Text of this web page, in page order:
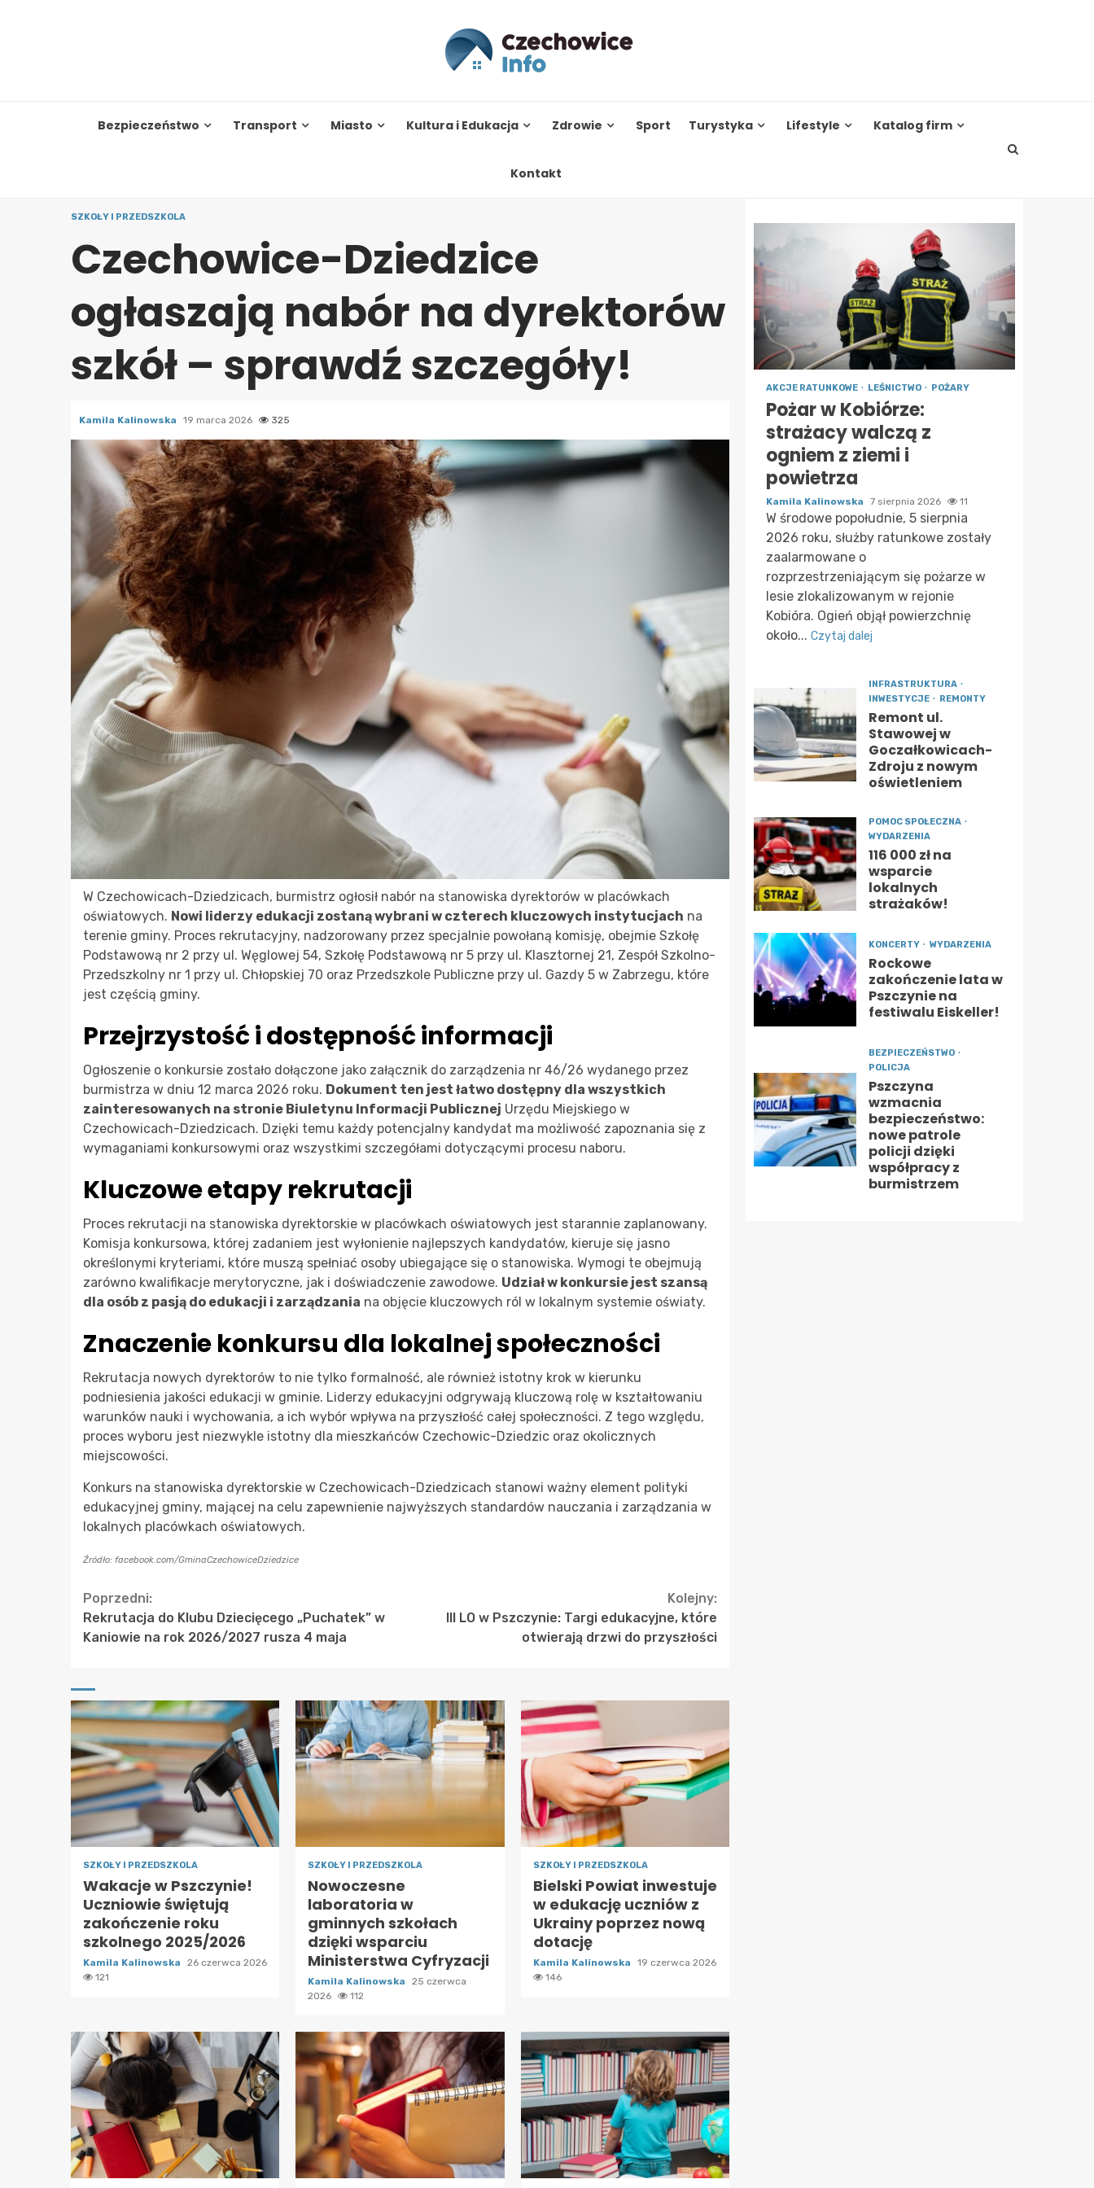
Bezpieczeństwo Transport Miasto Kultura i Edukacja Zdrowie Sport Turystyka Lifestyle Katalog firm
Kontakt
SZKOŁY I PRZEDSZKOLA
Czechowice-Dziedzice
ogłaszają nabór na dyrektorów
szkół – sprawdź szczegóły!
Kamila Kalinowska 19 marca 2026 325
W Czechowicach-Dziedzicach, burmistrz ogłosił nabór na stanowiska dyrektorów w placówkach
oświatowych. Nowi liderzy edukacji zostaną wybrani w czterech kluczowych instytucjach na
terenie gminy. Proces rekrutacyjny, nadzorowany przez specjalnie powołaną komisję, obejmie Szkołę
Podstawową nr 2 przy ul. Węglowej 54, Szkołę Podstawową nr 5 przy ul. Klasztornej 21, Zespół Szkolno-
Przedszkolny nr 1 przy ul. Chłopskiej 70 oraz Przedszkole Publiczne przy ul. Gazdy 5 w Zabrzegu, które
jest częścią gminy.
Przejrzystość i dostępność informacji
Ogłoszenie o konkursie zostało dołączone jako załącznik do zarządzenia nr 46/26 wydanego przez
burmistrza w dniu 12 marca 2026 roku. Dokument ten jest łatwo dostępny dla wszystkich
zainteresowanych na stronie Biuletynu Informacji Publicznej Urzędu Miejskiego w
Czechowicach-Dziedzicach. Dzięki temu każdy potencjalny kandydat ma możliwość zapoznania się z
wymaganiami konkursowymi oraz wszystkimi szczegółami dotyczącymi procesu naboru.
Kluczowe etapy rekrutacji
Proces rekrutacji na stanowiska dyrektorskie w placówkach oświatowych jest starannie zaplanowany.
Komisja konkursowa, której zadaniem jest wyłonienie najlepszych kandydatów, kieruje się jasno
określonymi kryteriami, które muszą spełniać osoby ubiegające się o stanowiska. Wymogi te obejmują
zarówno kwalifikacje merytoryczne, jak i doświadczenie zawodowe. Udział w konkursie jest szansą
dla osób z pasją do edukacji i zarządzania na objęcie kluczowych ról w lokalnym systemie oświaty.
Znaczenie konkursu dla lokalnej społeczności
Rekrutacja nowych dyrektorów to nie tylko formalność, ale również istotny krok w kierunku
podniesienia jakości edukacji w gminie. Liderzy edukacyjni odgrywają kluczową rolę w kształtowaniu
warunków nauki i wychowania, a ich wybór wpływa na przyszłość całej społeczności. Z tego względu,
proces wyboru jest niezwykle istotny dla mieszkańców Czechowic-Dziedzic oraz okolicznych
miejscowości.
Konkurs na stanowiska dyrektorskie w Czechowicach-Dziedzicach stanowi ważny element polityki
edukacyjnej gminy, mającej na celu zapewnienie najwyższych standardów nauczania i zarządzania w
lokalnych placówkach oświatowych.
Źródło: facebook.com/GminaCzechowiceDziedzice
Continue
Reading
Poprzedni:
Rekrutacja do Klubu Dziecięcego „Puchatek” w
Kaniowie na rok 2026/2027 rusza 4 maja
Kolejny:
III LO w Pszczynie: Targi edukacyjne, które
otwierają drzwi do przyszłości
SZKOŁY I PRZEDSZKOLA
Wakacje w Pszczynie!
Uczniowie świętują
zakończenie roku
szkolnego 2025/2026
Kamila Kalinowska
26 czerwca 2026
121
SZKOŁY I PRZEDSZKOLA
Nowoczesne
laboratoria w
gminnych szkołach
dzięki wsparciu
Ministerstwa Cyfryzacji
Kamila Kalinowska
25 czerwca
2026
112
SZKOŁY I PRZEDSZKOLA
Bielski Powiat inwestuje
w edukację uczniów z
Ukrainy poprzez nową
dotację
Kamila Kalinowska
19 czerwca 2026
146
AKCJE RATUNKOWE LEŚNICTWO POŻARY
Pożar w Kobiórze:
strażacy walczą z
ogniem z ziemi i
powietrza
Kamila Kalinowska 7 sierpnia 2026 11
W środowe popołudnie, 5 sierpnia
2026 roku, służby ratunkowe zostały
zaalarmowane o
rozprzestrzeniającym się pożarze w
lesie zlokalizowanym w rejonie
Kobióra. Ogień objął powierzchnię
około... Czytaj dalej
INFRASTRUKTURA
INWESTYCJE
REMONTY
Remont ul.
Stawowej w
Goczałkowicach-
Zdroju z nowym
oświetleniem
POMOC SPOŁECZNA
WYDARZENIA
116 000 zł na
wsparcie
lokalnych
strażaków!
KONCERTY WYDARZENIA
Rockowe
zakończenie lata w
Pszczynie na
festiwalu Eiskeller!
BEZPIECZEŃSTWO
POLICJA
Pszczyna
wzmacnia
bezpieczeństwo:
nowe patrole
policji dzięki
współpracy z
burmistrzem